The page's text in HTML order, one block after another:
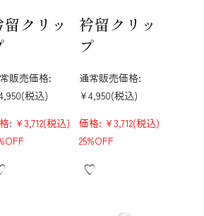
留クリッ
販売価格:
(税込)
: ¥3,712(税込)
衿留クリッ
プ
通常販売価格:
¥4,950(税込)
価格: ¥3,712(税込)
25%OFF